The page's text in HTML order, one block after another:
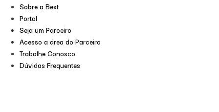
Sobre a Bext
Portal
Seja um Parceiro
Acesso a área do Parceiro
Trabalhe Conosco
Dúvidas Frequentes